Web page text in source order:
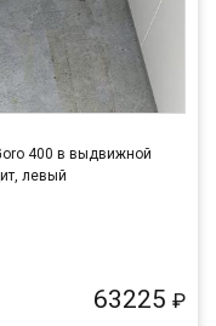
400 в выдвижной
левый
63225 ₽